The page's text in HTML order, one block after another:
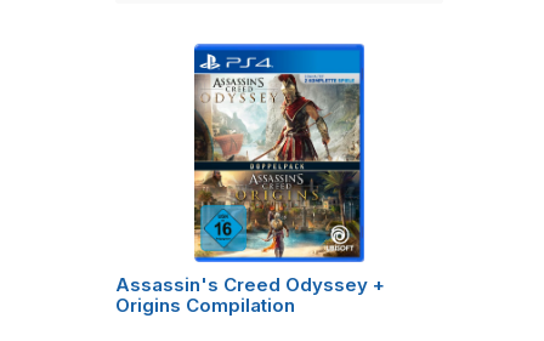
Assassin's Creed Odyssey +
Origins Compilation